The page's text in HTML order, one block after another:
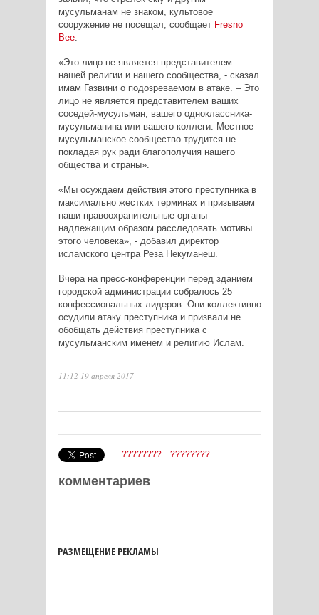
мусульманам не знаком, культовое
сооружение не посещал, сообщает Fresno
Bee.
«Это лицо не является представителем
нашей религии и нашего сообщества, - сказал
имам Газвини о подозреваемом в атаке. – Это
лицо не является представителем ваших
соседей-мусульман, вашего одноклассника-
мусульманина или вашего коллеги. Местное
мусульманское сообщество трудится не
покладая рук ради благополучия нашего
общества и страны».
«Мы осуждаем действия этого преступника в
максимально жестких терминах и призываем
наши правоохранительные органы
надлежащим образом расследовать мотивы
этого человека», - добавил директор
исламского центра Реза Некуманеш.
Вчера на пресс-конференции перед зданием
городской администрации собралось 25
конфессиональных лидеров. Они коллективно
осудили атаку преступника и призвали не
обобщать действия преступника с
мусульманским именем и религию Ислам.
11:12 19 апреля 2017
???????? ????????
комментариев
РАЗМЕЩЕНИЕ РЕКЛАМЫ